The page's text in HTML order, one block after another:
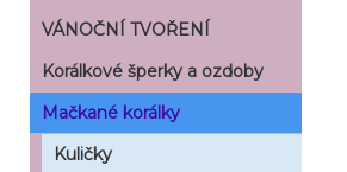
VÁNOČNÍ TVOŘENÍ
Korálkové šperky a ozdoby
Mačkané korálky
Kuličky